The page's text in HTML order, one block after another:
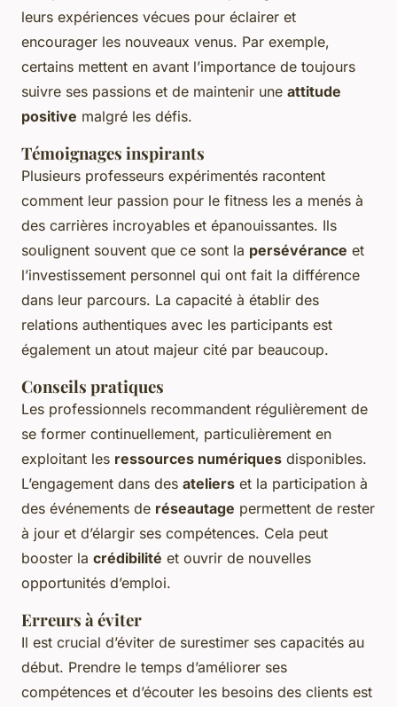
leurs expériences vécues pour éclairer et
encourager les nouveaux venus. Par exemple,
certains mettent en avant l’importance de toujours
suivre ses passions et de maintenir une attitude
positive malgré les défis.
Témoignages inspirants
Plusieurs professeurs expérimentés racontent
comment leur passion pour le fitness les a menés à
des carrières incroyables et épanouissantes. Ils
soulignent souvent que ce sont la persévérance et
l’investissement personnel qui ont fait la différence
dans leur parcours. La capacité à établir des
relations authentiques avec les participants est
également un atout majeur cité par beaucoup.
Conseils pratiques
Les professionnels recommandent régulièrement de
se former continuellement, particulièrement en
exploitant les ressources numériques disponibles.
L’engagement dans des ateliers et la participation à
des événements de réseautage permettent de rester
à jour et d’élargir ses compétences. Cela peut
booster la crédibilité et ouvrir de nouvelles
opportunités d’emploi.
Erreurs à éviter
Il est crucial d’éviter de surestimer ses capacités au
début. Prendre le temps d’améliorer ses
compétences et d’écouter les besoins des clients est